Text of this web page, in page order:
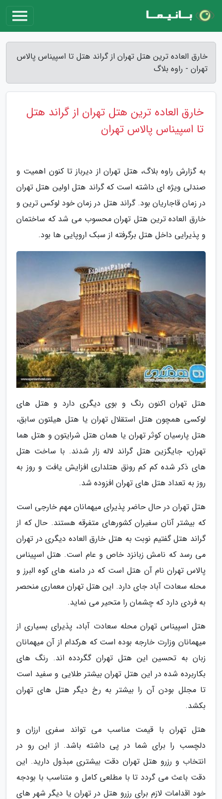
خارق العاده ترین هتل تهران از گراند هتل تا اسپیناس پالاس
تهران - راوه بلاگ
خارق العاده ترین هتل تهران از گراند هتل
تا اسپیناس پالاس تهران
به گزارش راوه بلاگ، هتل تهران از دیرباز تا کنون اهمیت و
صندلی ویژه ای داشته است که گراند هتل اولین هتل تهران
در زمان قاجاریان بود. گراند هتل در زمان خود لوکس ترین و
خارق العاده ترین هتل تهران محسوب می شد که ساختمان
و پذیرایی داخل هتل برگرفته از سبک اروپایی ها بود.
هتل تهران اکنون رنگ و بوی دیگری دارد و هتل های
لوکسی همچون هتل استقلال تهران یا هتل هیلتون سابق،
هتل پارسیان کوثر تهران یا همان هتل شرایتون و هتل هما
تهران، جایگزین هتل گراند لاله زار شدند. با ساخت هتل
های ذکر شده کم کم رونق هتلداری افزایش یافت و روز به
روز به تعداد هتل های تهران افزوده شد.
هتل تهران در حال حاضر پذیرای میهمانان مهم خارجی است
که بیشتر آنان سفیران کشورهای متفرقه هستند. حال که از
گراند هتل گفتیم نوبت به هتل خارق العاده دیگری در تهران
می رسد که نامش زبانزد خاص و عام است. هتل اسپیناس
پالاس تهران نام آن هتل است که در دامنه های کوه البرز و
محله سعادت آباد جای دارد. این هتل تهران معماری منحصر
به فردی دارد که چشمان را متحیر می نماید.
هتل اسپیناس تهران محله سعادت آباد، پذیرای بسیاری از
میهمانان وزارت خارجه بوده است که هرکدام از آن میهمانان
زبان به تحسین این هتل تهران گگردده اند. رنگ های
بکاربرده شده در این هتل تهران بیشتر طلایی و سفید است
تا مجلل بودن آن را بیشتر به رخ دیگر هتل های تهران
بکشد.
هتل تهران با قیمت مناسب می تواند سفری ارزان و
دلچسب را برای شما در پی داشته باشد. از این رو در
انتخاب و رزرو هتل تهران دقت بیشتری مبذول دارید. این
دقت باعث می گردد تا با مطلعی کامل و متناسب با بودجه
خود اقدامات لازم برای رزرو هتل در تهران یا دیگر شهر های